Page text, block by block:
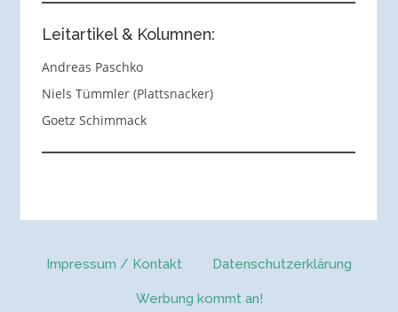
Leitartikel & Kolumnen:
Andreas Paschko
Niels Tümmler (Plattsnacker)
Goetz Schimmack
Impressum / Kontakt Datenschutzerklärung
Werbung kommt an!